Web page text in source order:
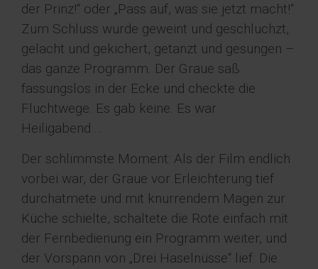
der Prinz!“ oder „Pass auf, was sie jetzt macht!“
Zum Schluss wurde geweint und geschluchzt,
gelacht und gekichert, getanzt und gesungen –
das ganze Programm. Der Graue saß
fassungslos in der Ecke und checkte die
Fluchtwege. Es gab keine. Es war
Heiligabend….
Der schlimmste Moment: Als der Film endlich
vorbei war, der Graue vor Erleichterung tief
durchatmete und mit knurrendem Magen zur
Küche schielte, schaltete die Rote einfach mit
der Fernbedienung ein Programm weiter, und
der Vorspann von „Drei Haselnüsse“ lief. Die